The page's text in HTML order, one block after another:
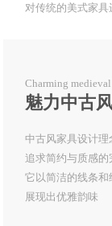
对传统的美式家具
Charming
魅力中古
中古风家具设计理
追求简约与质感的
它以简洁的线条和
展现出优雅韵味